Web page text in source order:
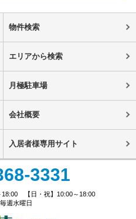
物件検索
エリアから検索
月極駐車場
会社概要
入居者様専用サイト
3331
18:00 【日・祝】10:00～18:00
週水曜日